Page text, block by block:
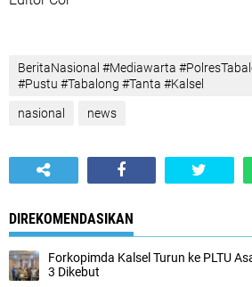
BeritaNasional #Mediawarta
#Pustu #Tabalong #Tanta #Kalsel
nasional news
DIREKOMENDASIKAN
Forkopimda Kalsel Turun ke PLTU
3 Dikebut